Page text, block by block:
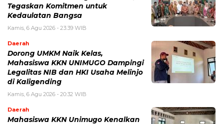
Tegaskan Komitmen untuk
Kedaulatan Bangsa
Kamis, 6 Agu 2026 - 23:39 WIB
Daerah
Dorong UMKM Naik Kelas,
Mahasiswa KKN UNIMUGO Dampingi
Legalitas NIB dan HKI Usaha Melinjo
di Kaligending
Kamis, 6 Agu 2026 - 20:32 WIB
Daerah
Mahasiswa KKN Unimugo Kenalkan